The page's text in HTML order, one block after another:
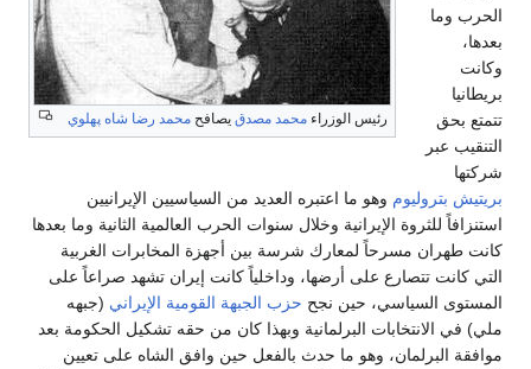
رئيس الوزراء محمد مصدق يصافح محمد رضا شاه پهلوي
الحرب وما
بعدها،
وكانت
بريطانيا
تتمتع بحق
التنقيب عبر
شركتها
بريتيش بتروليوم وهو ما اعتبره العديد من السياسيين الإيرانيين
استنزافاً للثروة الإيرانية وخلال سنوات الحرب العالمية الثانية وما بعدها
كانت طهران مسرحاً لمعارك شرسة بين أجهزة المخابرات الغربية
التي كانت تتصارع على أرضها، وداخلياً كانت إيران تشهد صراعاً على
المستوى السياسي، حين نجح حزب الجبهة القومية الإيراني (جبهه
ملي) في الانتخابات البرلمانية وبهذا كان من حقه تشكيل الحكومة بعد
موافقة البرلمان، وهو ما حدث بالفعل حين وافق الشاه على تعيين